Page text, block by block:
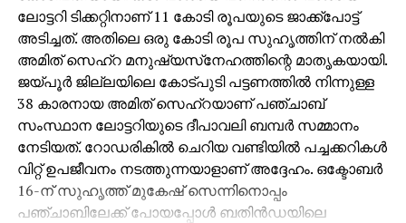
ലോട്ടറി ടിക്കറ്റിനാണ് 11 കോടി രൂപയുടെ ജാക്ക്‌പോട്ട്
അടിച്ചത്. അതിലെ ഒരു കോടി രൂപ സുഹൃത്തിന് നല്‍കി
അമിത് സെഹ്‌റ മനുഷ്യസ്‌നേഹത്തിന്റെ മാതൃകയായി.
ജയ്പൂര്‍ ജില്ലയിലെ കോട്പുടി പട്ടണത്തില്‍ നിന്നുള്ള
38 കാരനായ അമിത് സെഹ്‌റയാണ് പഞ്ചാബ്
സംസ്ഥാന ലോട്ടറിയുടെ ദീപാവലി ബമ്പര്‍ സമ്മാനം
നേടിയത്. റോഡരികില്‍ ചെറിയ വണ്ടിയില്‍ പച്ചക്കറികള്‍
വിറ്റ് ഉപജീവനം നടത്തുന്നയാളാണ് അദ്ദേഹം. ഒക്ടോബര്‍
16-ന് സുഹൃത്ത് മുകേഷ് സെന്നിനൊപ്പം
പഞ്ചാബിലേക്ക് പോയപ്പോള്‍ ബതിന്‍ഡയിലെ